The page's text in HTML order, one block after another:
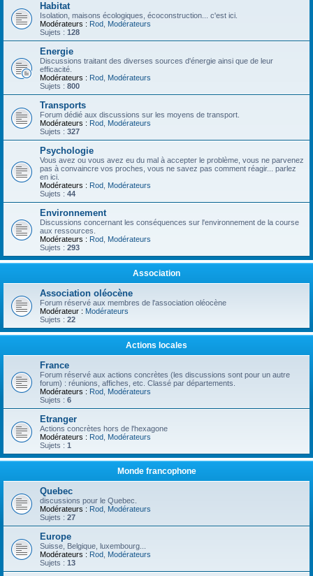
Habitat
Isolation, maisons écologiques, écoconstruction... c'est ici.
Modérateurs : Rod Modérateurs
Sujets : 128
Energie
Discussions traitant des diverses sources d'énergie ainsi que de leur
efficacité.
Modérateurs : Rod Modérateurs
Sujets : 800
Transports
Forum dédié aux discussions sur les moyens de transport.
Modérateurs : Rod Modérateurs
Sujets : 327
Psychologie
Vous avez ou vous avez eu du mal à accepter le problème, vous ne parvenez
pas à convaincre vos proches, vous ne savez pas comment réagir... parlez
en ici.
Modérateurs : Rod Modérateurs
Sujets : 44
Environnement
Discussions concernant les conséquences sur l'environnement de la course
aux ressources.
Modérateurs : Rod Modérateurs
Sujets : 293
Association
Association oléocène
Forum réservé aux membres de l'association oléocène
Modérateur : Modérateurs
Sujets : 22
Actions locales
France
Forum réservé aux actions concrètes (les discussions sont pour un autre
forum) : réunions, affiches, etc. Classé par départements.
Modérateurs : Rod Modérateurs
Sujets : 6
Etranger
Actions concrètes hors de l'hexagone
Modérateurs : Rod Modérateurs
Sujets : 1
Monde francophone
Quebec
discussions pour le Quebec.
Modérateurs : Rod Modérateurs
Sujets : 27
Europe
Suisse, Belgique, luxembourg...
Modérateurs : Rod Modérateurs
Sujets : 13